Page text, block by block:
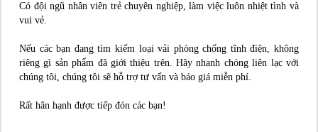
Có đội ngũ nhân viên trẻ chuyên nghiệp, làm việc luôn nhiệt tình và
vui vẻ.
Nếu các bạn đang tìm kiếm loại vải phòng chống tĩnh điện, không
riêng gì sản phẩm đã giới thiệu trên. Hãy nhanh chóng liên lạc với
chúng tôi, chúng tôi sẽ hỗ trợ tư vấn và báo giá miễn phí.
Rất hân hạnh được tiếp đón các bạn!